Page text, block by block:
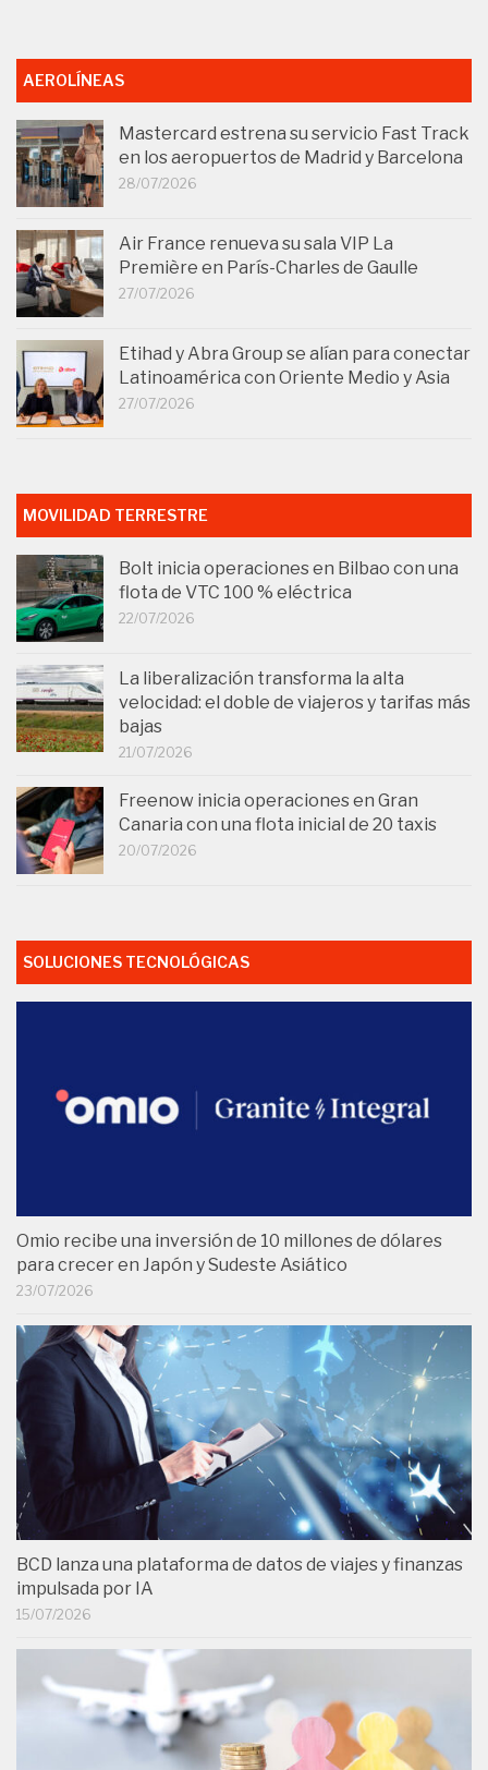
AEROLÍNEAS
Mastercard estrena su servicio Fast Track
en los aeropuertos de Madrid y Barcelona
28/07/2026
Air France renueva su sala VIP La
Première en París-Charles de Gaulle
27/07/2026
Etihad y Abra Group se alían para conectar
Latinoamérica con Oriente Medio y Asia
27/07/2026
MOVILIDAD TERRESTRE
Bolt inicia operaciones en Bilbao con una
flota de VTC 100 % eléctrica
22/07/2026
La liberalización transforma la alta
velocidad: el doble de viajeros y tarifas más
bajas
21/07/2026
Freenow inicia operaciones en Gran
Canaria con una flota inicial de 20 taxis
20/07/2026
SOLUCIONES TECNOLÓGICAS
Omio recibe una inversión de 10 millones de dólares
para crecer en Japón y Sudeste Asiático
23/07/2026
BCD lanza una plataforma de datos de viajes y finanzas
impulsada por IA
15/07/2026